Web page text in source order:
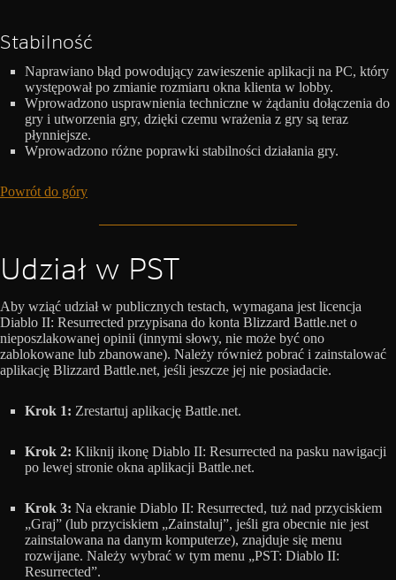
Stabilność
Naprawiano błąd powodujący zawieszenie aplikacji na PC, który
występował po zmianie rozmiaru okna klienta w lobby.
Wprowadzono usprawnienia techniczne w żądaniu dołączenia do
gry i utworzenia gry, dzięki czemu wrażenia z gry są teraz
płynniejsze.
Wprowadzono różne poprawki stabilności działania gry.
Powrót do góry
Udział w PST
Aby wziąć udział w publicznych testach, wymagana jest licencja
Diablo II: Resurrected przypisana do konta Blizzard Battle.net o
nieposzlakowanej opinii (innymi słowy, nie może być ono
zablokowane lub zbanowane). Należy również pobrać i zainstalować
aplikację Blizzard Battle.net, jeśli jeszcze jej nie posiadacie.
Krok 1: Zrestartuj aplikację Battle.net.
Krok 2: Kliknij ikonę Diablo II: Resurrected na pasku nawigacji
po lewej stronie okna aplikacji Battle.net.
Krok 3: Na ekranie Diablo II: Resurrected, tuż nad przyciskiem
„Graj” (lub przyciskiem „Zainstaluj”, jeśli gra obecnie nie jest
zainstalowana na danym komputerze), znajduje się menu
rozwijane. Należy wybrać w tym menu „PST: Diablo II:
Resurrected”.